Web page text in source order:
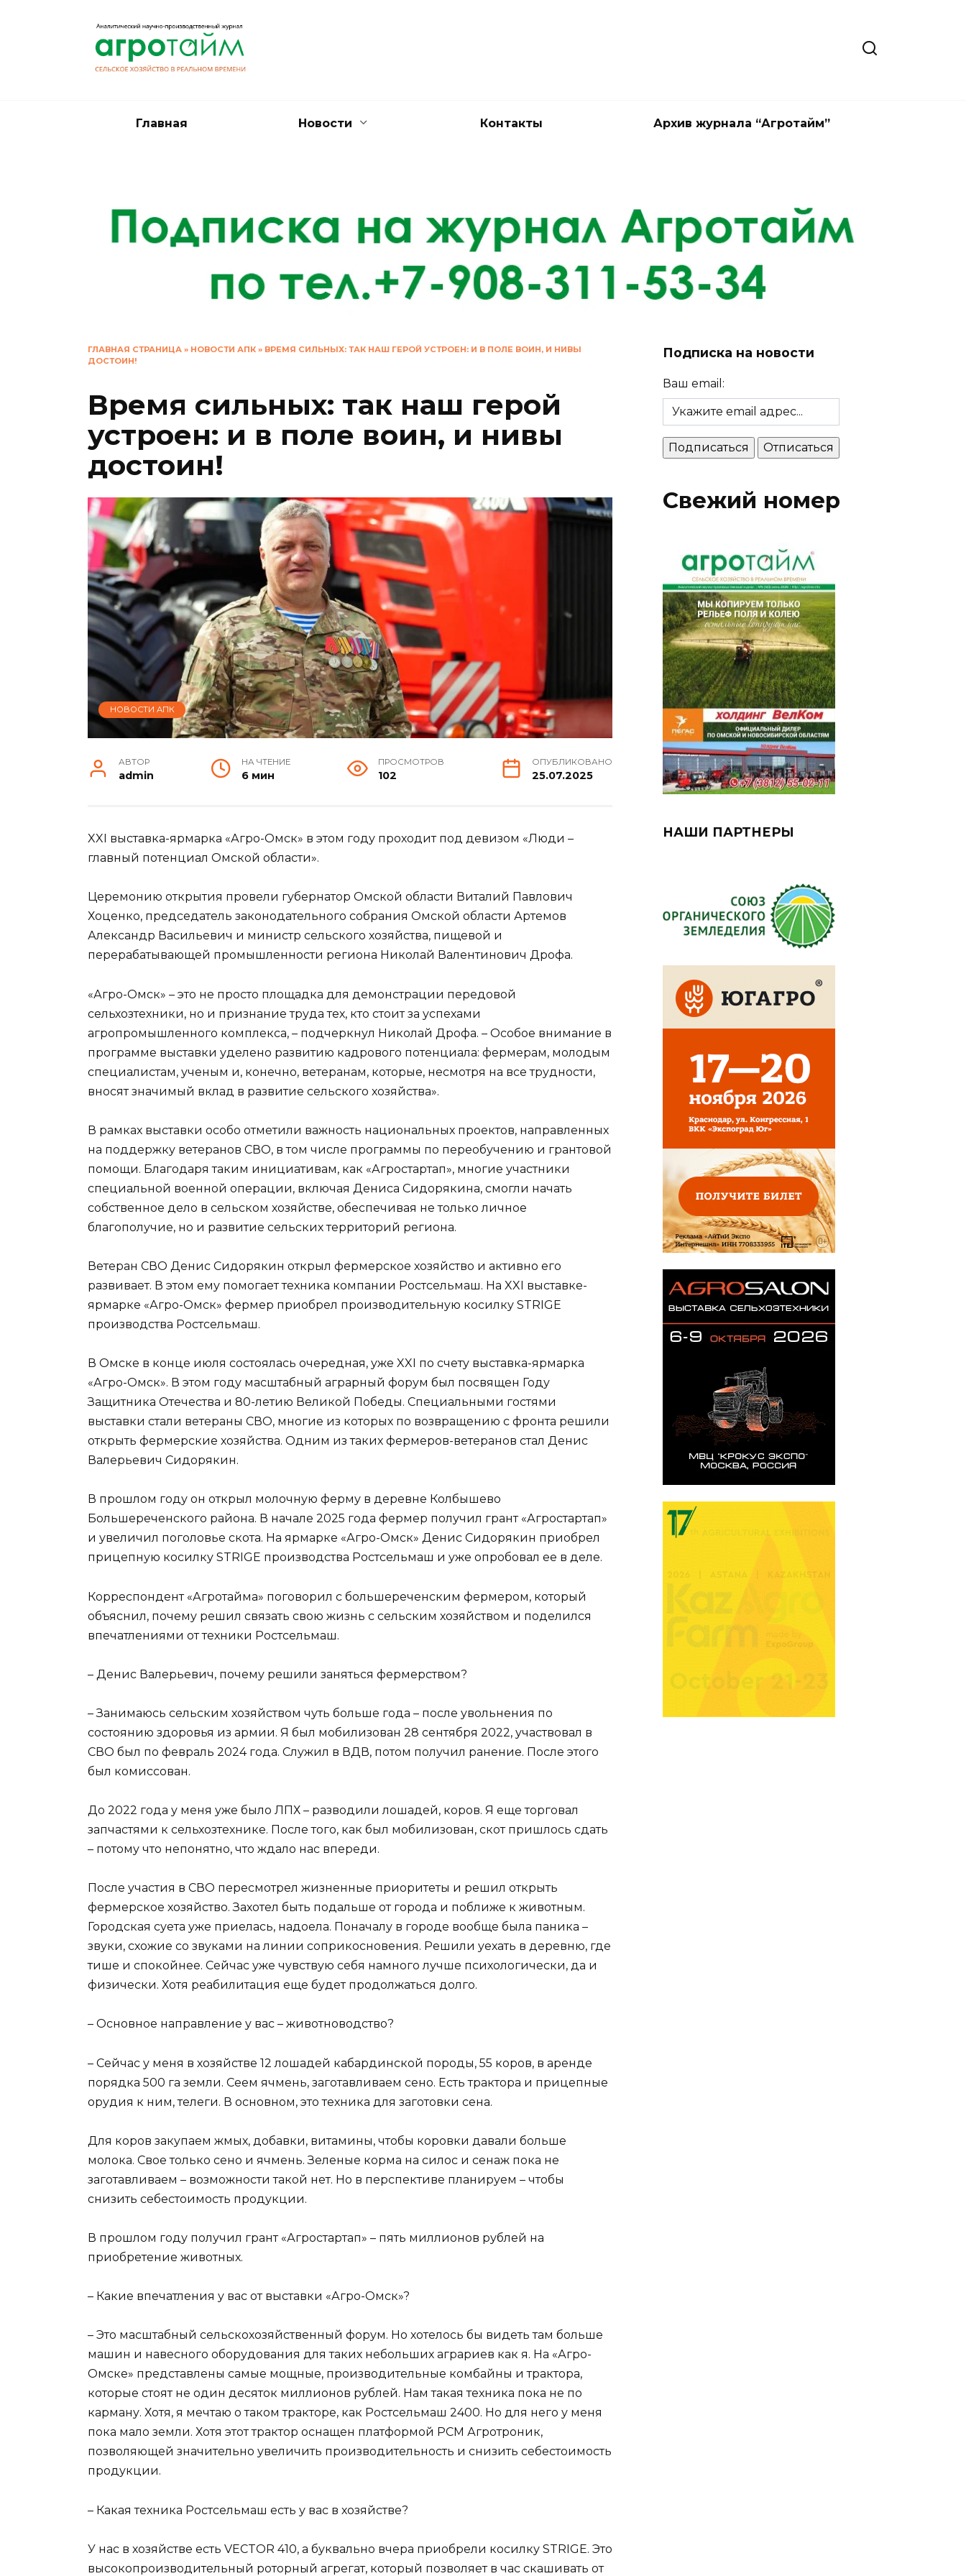
Главная Новости Контакты Архив журнала “Агротайм”
ГЛАВНАЯ СТРАНИЦА » НОВОСТИ АПК » ВРЕМЯ СИЛЬНЫХ: ТАК НАШ ГЕРОЙ УСТРОЕН: И В ПОЛЕ ВОИН, И НИВЫ
ДОСТОИН!
Время сильных: так наш герой
устроен: и в поле воин, и нивы
достоин!
НОВОСТИ АПК
АВТОР
admin
НА ЧТЕНИЕ
6 мин
ПРОСМОТРОВ
102
ОПУБЛИКОВАНО
25.07.2025
XXI выставка-ярмарка «Агро-Омск» в этом году проходит под девизом «Люди –
главный потенциал Омской области».
Церемонию открытия провели губернатор Омской области Виталий Павлович
Хоценко, председатель законодательного собрания Омской области Артемов
Александр Васильевич и министр сельского хозяйства, пищевой и
перерабатывающей промышленности региона Николай Валентинович Дрофа.
«Агро-Омск» – это не просто площадка для демонстрации передовой
сельхозтехники, но и признание труда тех, кто стоит за успехами
агропромышленного комплекса, – подчеркнул Николай Дрофа. – Особое внимание в
программе выставки уделено развитию кадрового потенциала: фермерам, молодым
специалистам, ученым и, конечно, ветеранам, которые, несмотря на все трудности,
вносят значимый вклад в развитие сельского хозяйства».
В рамках выставки особо отметили важность национальных проектов, направленных
на поддержку ветеранов СВО, в том числе программы по переобучению и грантовой
помощи. Благодаря таким инициативам, как «Агростартап», многие участники
специальной военной операции, включая Дениса Сидорякина, смогли начать
собственное дело в сельском хозяйстве, обеспечивая не только личное
благополучие, но и развитие сельских территорий региона.
Ветеран СВО Денис Сидорякин открыл фермерское хозяйство и активно его
развивает. В этом ему помогает техника компании Ростсельмаш. На XXI выставке-
ярмарке «Агро-Омск» фермер приобрел производительную косилку STRIGE
производства Ростсельмаш.
В Омске в конце июля состоялась очередная, уже XXI по счету выставка-ярмарка
«Агро-Омск». В этом году масштабный аграрный форум был посвящен Году
Защитника Отечества и 80-летию Великой Победы. Специальными гостями
выставки стали ветераны СВО, многие из которых по возвращению с фронта решили
открыть фермерские хозяйства. Одним из таких фермеров-ветеранов стал Денис
Валерьевич Сидорякин.
В прошлом году он открыл молочную ферму в деревне Колбышево
Большереченского района. В начале 2025 года фермер получил грант «Агростартап»
и увеличил поголовье скота. На ярмарке «Агро-Омск» Денис Сидорякин приобрел
прицепную косилку STRIGE производства Ростсельмаш и уже опробовал ее в деле.
Корреспондент «Агротайма» поговорил с большереченским фермером, который
объяснил, почему решил связать свою жизнь с сельским хозяйством и поделился
впечатлениями от техники Ростсельмаш.
– Денис Валерьевич, почему решили заняться фермерством?
– Занимаюсь сельским хозяйством чуть больше года – после увольнения по
состоянию здоровья из армии. Я был мобилизован 28 сентября 2022, участвовал в
СВО был по февраль 2024 года. Служил в ВДВ, потом получил ранение. После этого
был комиссован.
До 2022 года у меня уже было ЛПХ – разводили лошадей, коров. Я еще торговал
запчастями к сельхозтехнике. После того, как был мобилизован, скот пришлось сдать
– потому что непонятно, что ждало нас впереди.
После участия в СВО пересмотрел жизненные приоритеты и решил открыть
фермерское хозяйство. Захотел быть подальше от города и поближе к животным.
Городская суета уже приелась, надоела. Поначалу в городе вообще была паника –
звуки, схожие со звуками на линии соприкосновения. Решили уехать в деревню, где
тише и спокойнее. Сейчас уже чувствую себя намного лучше психологически, да и
физически. Хотя реабилитация еще будет продолжаться долго.
– Основное направление у вас – животноводство?
– Сейчас у меня в хозяйстве 12 лошадей кабардинской породы, 55 коров, в аренде
порядка 500 га земли. Сеем ячмень, заготавливаем сено. Есть трактора и прицепные
орудия к ним, телеги. В основном, это техника для заготовки сена.
Для коров закупаем жмых, добавки, витамины, чтобы коровки давали больше
молока. Свое только сено и ячмень. Зеленые корма на силос и сенаж пока не
заготавливаем – возможности такой нет. Но в перспективе планируем – чтобы
снизить себестоимость продукции.
В прошлом году получил грант «Агростартап» – пять миллионов рублей на
приобретение животных.
– Какие впечатления у вас от выставки «Агро-Омск»?
– Это масштабный сельскохозяйственный форум. Но хотелось бы видеть там больше
машин и навесного оборудования для таких небольших аграриев как я. На «Агро-
Омске» представлены самые мощные, производительные комбайны и трактора,
которые стоят не один десяток миллионов рублей. Нам такая техника пока не по
карману. Хотя, я мечтаю о таком тракторе, как Ростсельмаш 2400. Но для него у меня
пока мало земли. Хотя этот трактор оснащен платформой РСМ Агротроник,
позволяющей значительно увеличить производительность и снизить себестоимость
продукции.
– Какая техника Ростсельмаш есть у вас в хозяйстве?
У нас в хозяйстве есть VECTOR 410, а буквально вчера приобрели косилку STRIGE. Это
высокопроизводительный роторный агрегат, который позволяет в час скашивать от
Подписка на новости
Ваш email:
Свежий номер
НАШИ ПАРТНЕРЫ